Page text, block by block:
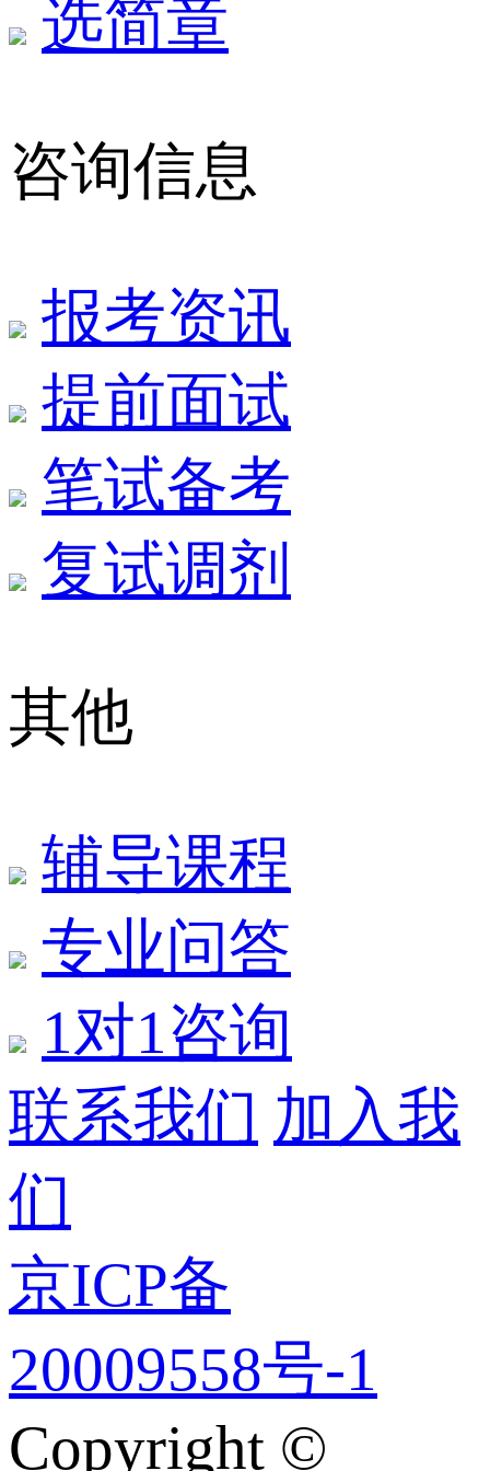
选简章
咨询信息
报考资讯
提前面试
笔试备考
复试调剂
其他
辅导课程
专业问答
1对1咨询
联系我们 加入我
们
京ICP备
20009558号-1
Copyright ©